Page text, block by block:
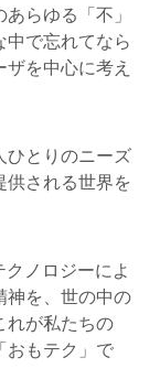
らゆる「不」
で忘れてなら
を中心に考え
ひとりのニーズ
される世界を
ノロジーによ
神を、世の中の
れが私たちの
おもテク」で